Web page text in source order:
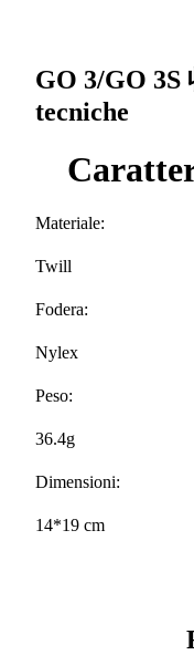
GO 3/GO 3S
tecniche
Materiale:
Twill
Fodera:
Nylex
Peso:
36.4g
Dimensioni:
14*19 cm